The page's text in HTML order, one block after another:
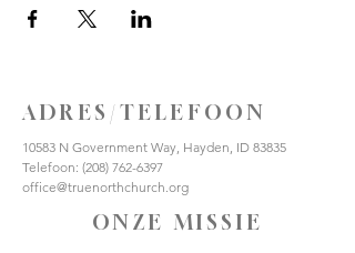
ADRES/TELEFOON
10583 N Government Way, Hayden, ID 83835
Telefoon: (208) 762-6397
office@truenorthchurch.org
ONZE MISSIE